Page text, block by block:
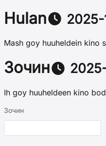
Hulan 2025-
Mash goy huuheldein kino
Зочин
Ih goy huuheldeen kino
Зочин